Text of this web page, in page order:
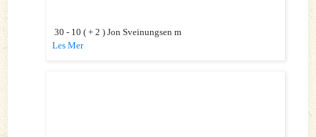
30 - 10 ( + 2 ) Jon Sveinungsen m
Les Mer